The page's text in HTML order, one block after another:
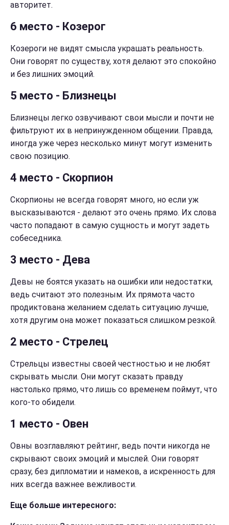
авторитет.
6 место - Козерог
Козероги не видят смысла украшать реальность.
Они говорят по существу, хотя делают это спокойно
и без лишних эмоций.
5 место - Близнецы
Близнецы легко озвучивают свои мысли и почти не
фильтруют их в непринужденном общении. Правда,
иногда уже через несколько минут могут изменить
свою позицию.
4 место - Скорпион
Скорпионы не всегда говорят много, но если уж
высказываются - делают это очень прямо. Их слова
часто попадают в самую сущность и могут задеть
собеседника.
3 место - Дева
Девы не боятся указать на ошибки или недостатки,
ведь считают это полезным. Их прямота часто
продиктована желанием сделать ситуацию лучше,
хотя другим она может показаться слишком резкой.
2 место - Стрелец
Стрельцы известны своей честностью и не любят
скрывать мысли. Они могут сказать правду
настолько прямо, что лишь со временем поймут, что
кого-то обидели.
1 место - Овен
Овны возглавляют рейтинг, ведь почти никогда не
скрывают своих эмоций и мыслей. Они говорят
сразу, без дипломатии и намеков, а искренность для
них всегда важнее вежливости.
Еще больше интересного: